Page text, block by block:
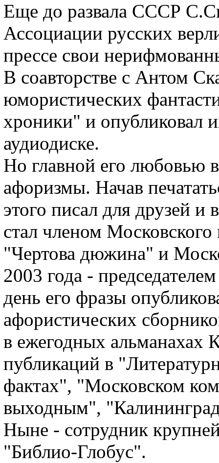
Еще до развала СССР
Ассоциации русских
прессе свои
В соавторстве с Антом
юмористических
хроники" и опубликовал
аудиодиске.
Но главной его любовью
афоризмы. Начав
этого писал для друзей
стал членом
"Чертова дюжина" и
2003 года -
день его фразы
афористических
в ежегодных альманахах
публикаций в
фактах", "Московском
выходным",
Ныне - сотрудник
"Библио-Глобус".